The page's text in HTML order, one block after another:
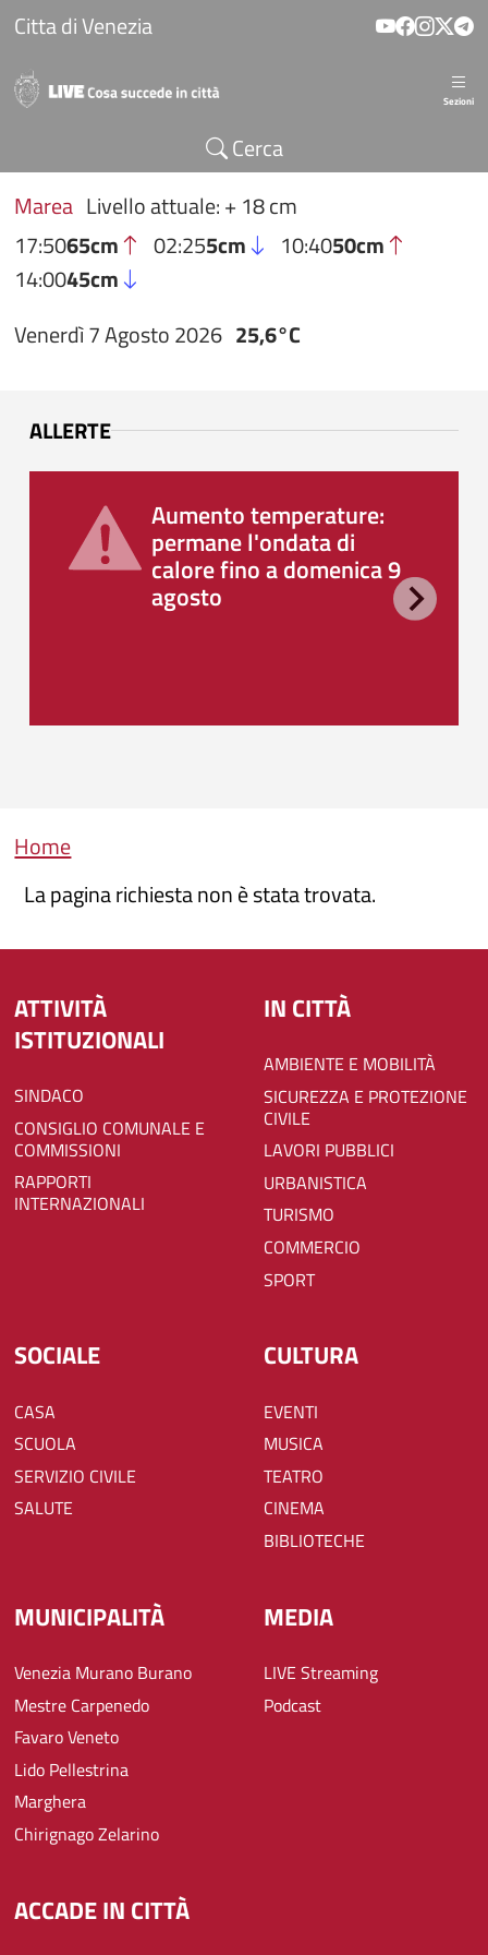
Salta al contenuto principale
Citta di Venezia
Sezioni
Cerca
Marea Livello attuale: + 18 cm
17:5065cm 02:255cm 10:4050cm
14:0045cm
Venerdì 7 Agosto 2026 25,6°C
ALLERTE
Aumento temperature:
permane l'ondata di
calore fino a domenica 9
agosto
Briciole di pane
Home
La pagina richiesta non è stata trovata.
ATTIVITÀ
ISTITUZIONALI
SINDACO
CONSIGLIO COMUNALE E
COMMISSIONI
RAPPORTI
INTERNAZIONALI
IN CITTÀ
AMBIENTE E MOBILITÀ
SICUREZZA E PROTEZIONE
CIVILE
LAVORI PUBBLICI
URBANISTICA
TURISMO
COMMERCIO
SPORT
SOCIALE
CASA
SCUOLA
SERVIZIO CIVILE
SALUTE
CULTURA
EVENTI
MUSICA
TEATRO
CINEMA
BIBLIOTECHE
MUNICIPALITÀ
Venezia Murano Burano
Mestre Carpenedo
Favaro Veneto
Lido Pellestrina
Marghera
Chirignago Zelarino
MEDIA
LIVE Streaming
Podcast
ACCADE IN CITTÀ